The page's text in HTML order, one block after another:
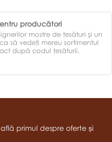
producători
mostre de ţesături şi un
să vedeţi mereu sortimentul
după codul ţesăturii.
primul despre oferte și